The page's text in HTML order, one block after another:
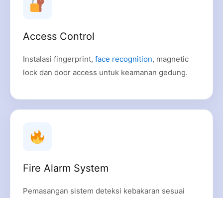
Access Control
Instalasi fingerprint, face recognition, magnetic
lock dan door access untuk keamanan gedung.
Fire Alarm System
Pemasangan sistem deteksi kebakaran sesuai